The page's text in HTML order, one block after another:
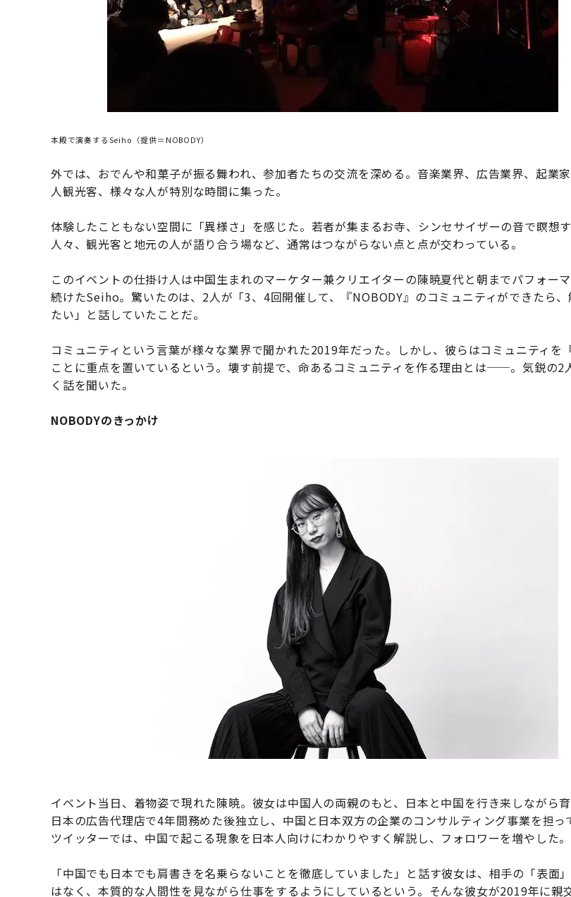
本殿で演奏するSeiho（提供＝NOBODY）
外では、おでんや和菓子が振る舞われ、参加者たちの交流を深める。音楽業界、広告業界、起業
人観光客、様々な人が特別な時間に集った。
体験したこともない空間に「異様さ」を感じた。若者が集まるお寺、シンセサイザーの音で瞑想
人々、観光客と地元の人が語り合う場など、通常はつながらない点と点が交わっている。
このイベントの仕掛け人は中国生まれのマーケター兼クリエイターの陳暁夏代と朝までパフォー
続けたSeiho。驚いたのは、2人が「3、4回開催して、『NOBODY』のコミュニティができたら、
たい」と話していたことだ。
コミュニティという言葉が様々な業界で聞かれた2019年だった。しかし、彼らはコミュニティを「
ことに重点を置いているという。壊す前提で、命あるコミュニティを作る理由とは──。気鋭の2
く話を聞いた。
NOBODYのきっかけ
イベント当日、着物姿で現れた陳暁。彼女は中国人の両親のもと、日本と中国を行き来しながら育
日本の広告代理店で4年間務めた後独立し、中国と日本双方の企業のコンサルティング事業を担っ
ツイッターでは、中国で起こる現象を日本人向けにわかりやすく解説し、フォロワーを増やした。
「中国でも日本でも肩書きを名乗らないことを徹底していました」と話す彼女は、相手の「表面
はなく、本質的な人間性を見ながら仕事をするようにしているという。そんな彼女が2019年に親